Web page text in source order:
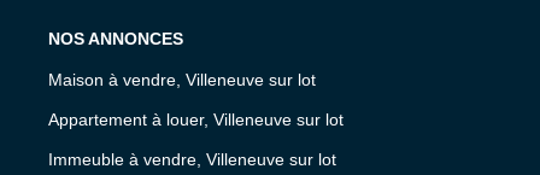
NOS ANNONCES
Maison à vendre, Villeneuve sur lot
Appartement à louer, Villeneuve sur lot
Immeuble à vendre, Villeneuve sur lot